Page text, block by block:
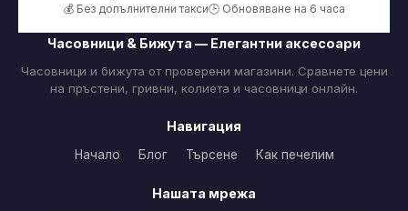
💰 Без допълнителни такси🕒 Обновяване на 6 часа
Часовници & Бижута — Елегантни аксесоари
Часовници и бижута от проверени магазини. Сравнете цени
на пръстени, гривни, колиета и часовници онлайн.
Навигация
Начало Блог Търсене Как печелим
Нашата мрежа